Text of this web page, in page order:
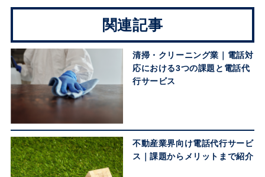
関連記事
清掃・クリーニング業｜電話対
応における3つの課題と電話代
行サービス
不動産業界向け電話代行サービ
ス｜課題からメリットまで紹介